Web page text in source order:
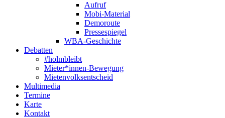
Aufruf
Mobi-Material
Demoroute
Pressespiegel
WBA-Geschichte
Debatten
#holmbleibt
Mieter*innen-Bewegung
Mietenvolksentscheid
Multimedia
Termine
Karte
Kontakt